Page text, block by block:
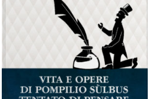
dei
desideri